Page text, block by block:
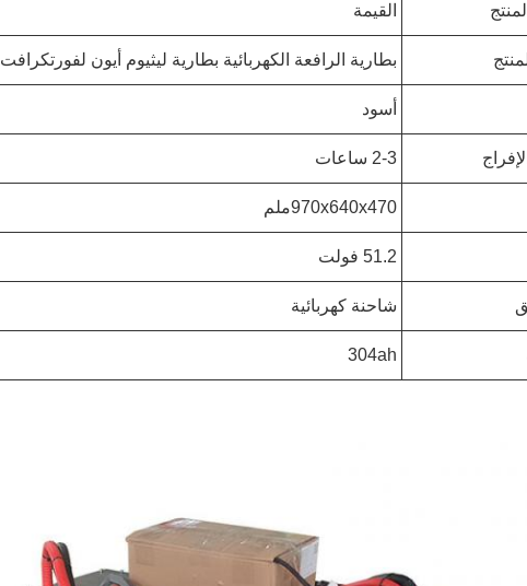
القيمة
بطارية الرافعة الكهربائية بطارية ليثيوم أيون لفورتكرافت
أسود
2-3 ساعات
970x640x470ملم
51.2 فولت
شاحنة كهربائية
304ah